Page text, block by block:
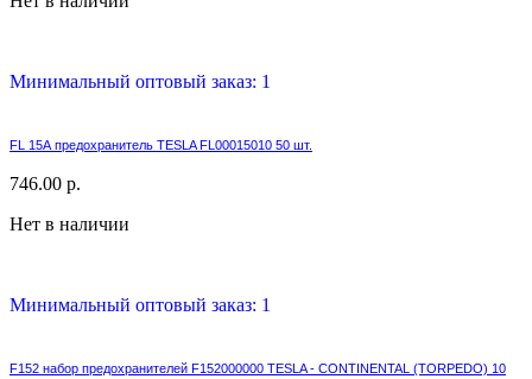
Минимальный оптовый заказ: 1
FL 15А предохранитель TESLA FL00015010 50 шт.
746.00 р.
Нет в наличии
Минимальный оптовый заказ: 1
F152 набор предохранителей F152000000 TESLA - CONTINENTAL (TORPEDO) 10